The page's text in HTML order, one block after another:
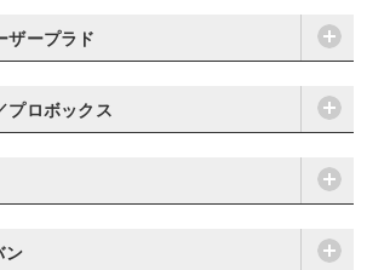
ザープラド
プロボックス
ン